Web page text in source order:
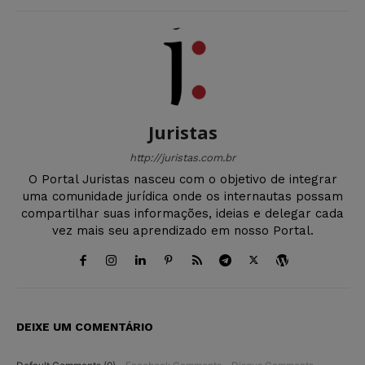
Juristas
http://juristas.com.br
O Portal Juristas nasceu com o objetivo de integrar
uma comunidade jurídica onde os internautas possam
compartilhar suas informações, ideias e delegar cada
vez mais seu aprendizado em nosso Portal.
DEIXE UM COMENTÁRIO